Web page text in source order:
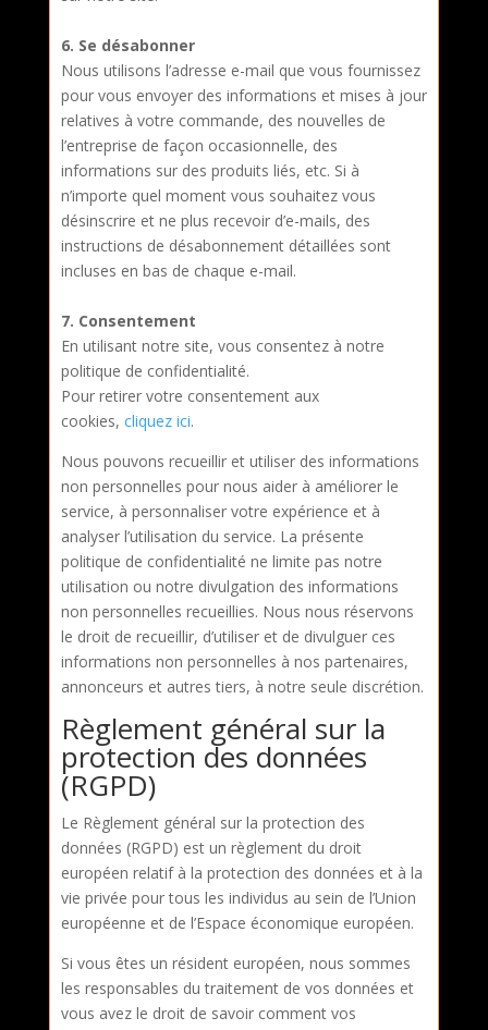
6. Se désabonner
Nous utilisons l’adresse e-mail que vous fournissez
pour vous envoyer des informations et mises à jour
relatives à votre commande, des nouvelles de
l’entreprise de façon occasionnelle, des
informations sur des produits liés, etc. Si à
n’importe quel moment vous souhaitez vous
désinscrire et ne plus recevoir d’e-mails, des
instructions de désabonnement détaillées sont
incluses en bas de chaque e-mail.
7. Consentement
En utilisant notre site, vous consentez à notre
politique de confidentialité.
Pour retirer votre consentement aux
cookies, cliquez ici.
Nous pouvons recueillir et utiliser des informations
non personnelles pour nous aider à améliorer le
service, à personnaliser votre expérience et à
analyser l’utilisation du service. La présente
politique de confidentialité ne limite pas notre
utilisation ou notre divulgation des informations
non personnelles recueillies. Nous nous réservons
le droit de recueillir, d’utiliser et de divulguer ces
informations non personnelles à nos partenaires,
annonceurs et autres tiers, à notre seule discrétion.
Règlement général sur la
protection des données
(RGPD)
Le Règlement général sur la protection des
données (RGPD) est un règlement du droit
européen relatif à la protection des données et à la
vie privée pour tous les individus au sein de l’Union
européenne et de l’Espace économique européen.
Si vous êtes un résident européen, nous sommes
les responsables du traitement de vos données et
vous avez le droit de savoir comment vos